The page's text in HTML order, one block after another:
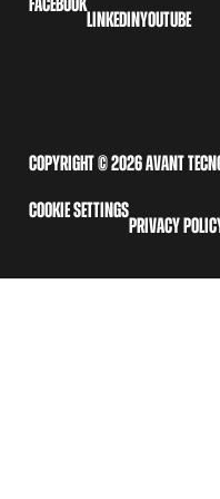
LINKEDINYOUTUBE
COPYRIGHT © 2026 AVANT
COOKIE SETTINGS
PRIVACY